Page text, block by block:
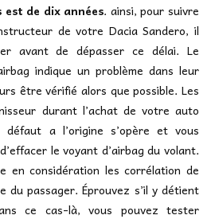
de dix années. ainsi, pour suivre
de votre Dacia Sandero, il
avant de dépasser ce délai. Le
indique un problème dans leur
être vérifié alors que possible. Les
durant l’achat de votre auto
a l’origine s’opère et vous
le voyant d’airbag du volant.
en considération les corrélation de
du passager. Éprouvez s’il y détient
ce cas-là, vous pouvez tester